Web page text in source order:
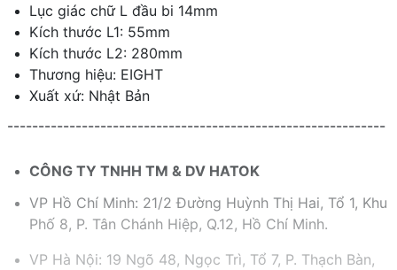
Lục giác chữ L đầu bi 14mm
Kích thước L1: 55mm
Kích thước L2: 280mm
Thương hiệu: EIGHT
Xuất xứ: Nhật Bản
-------------------------------------------------------------
CÔNG TY TNHH TM & DV HATOK
VP Hồ Chí Minh: 21/2 Đường Huỳnh Thị Hai, Tổ 1, Khu
Phố 8, P. Tân Chánh Hiệp, Q.12, Hồ Chí Minh.
VP Hà Nội: 19 Ngõ 48, Ngọc Trì, Tổ 7, P. Thạch Bàn,